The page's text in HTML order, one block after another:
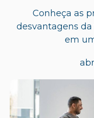
Conheça as
desvantagens
em